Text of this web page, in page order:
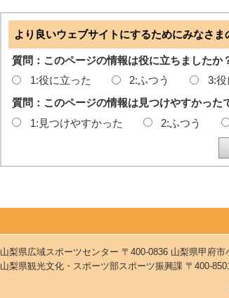
より良いウェブサイトにするためにみなさま
質問：このページの情報は役に立ちましたか
1:役に立った
2:ふつう
3:
質問：このページの情報は見つけやすかった
1:見つけやすかった
2:ふつう
山梨県広域スポーツセンター 〒400-0836 山梨県甲府
山梨県観光文化・スポーツ部スポーツ振興課 〒400-